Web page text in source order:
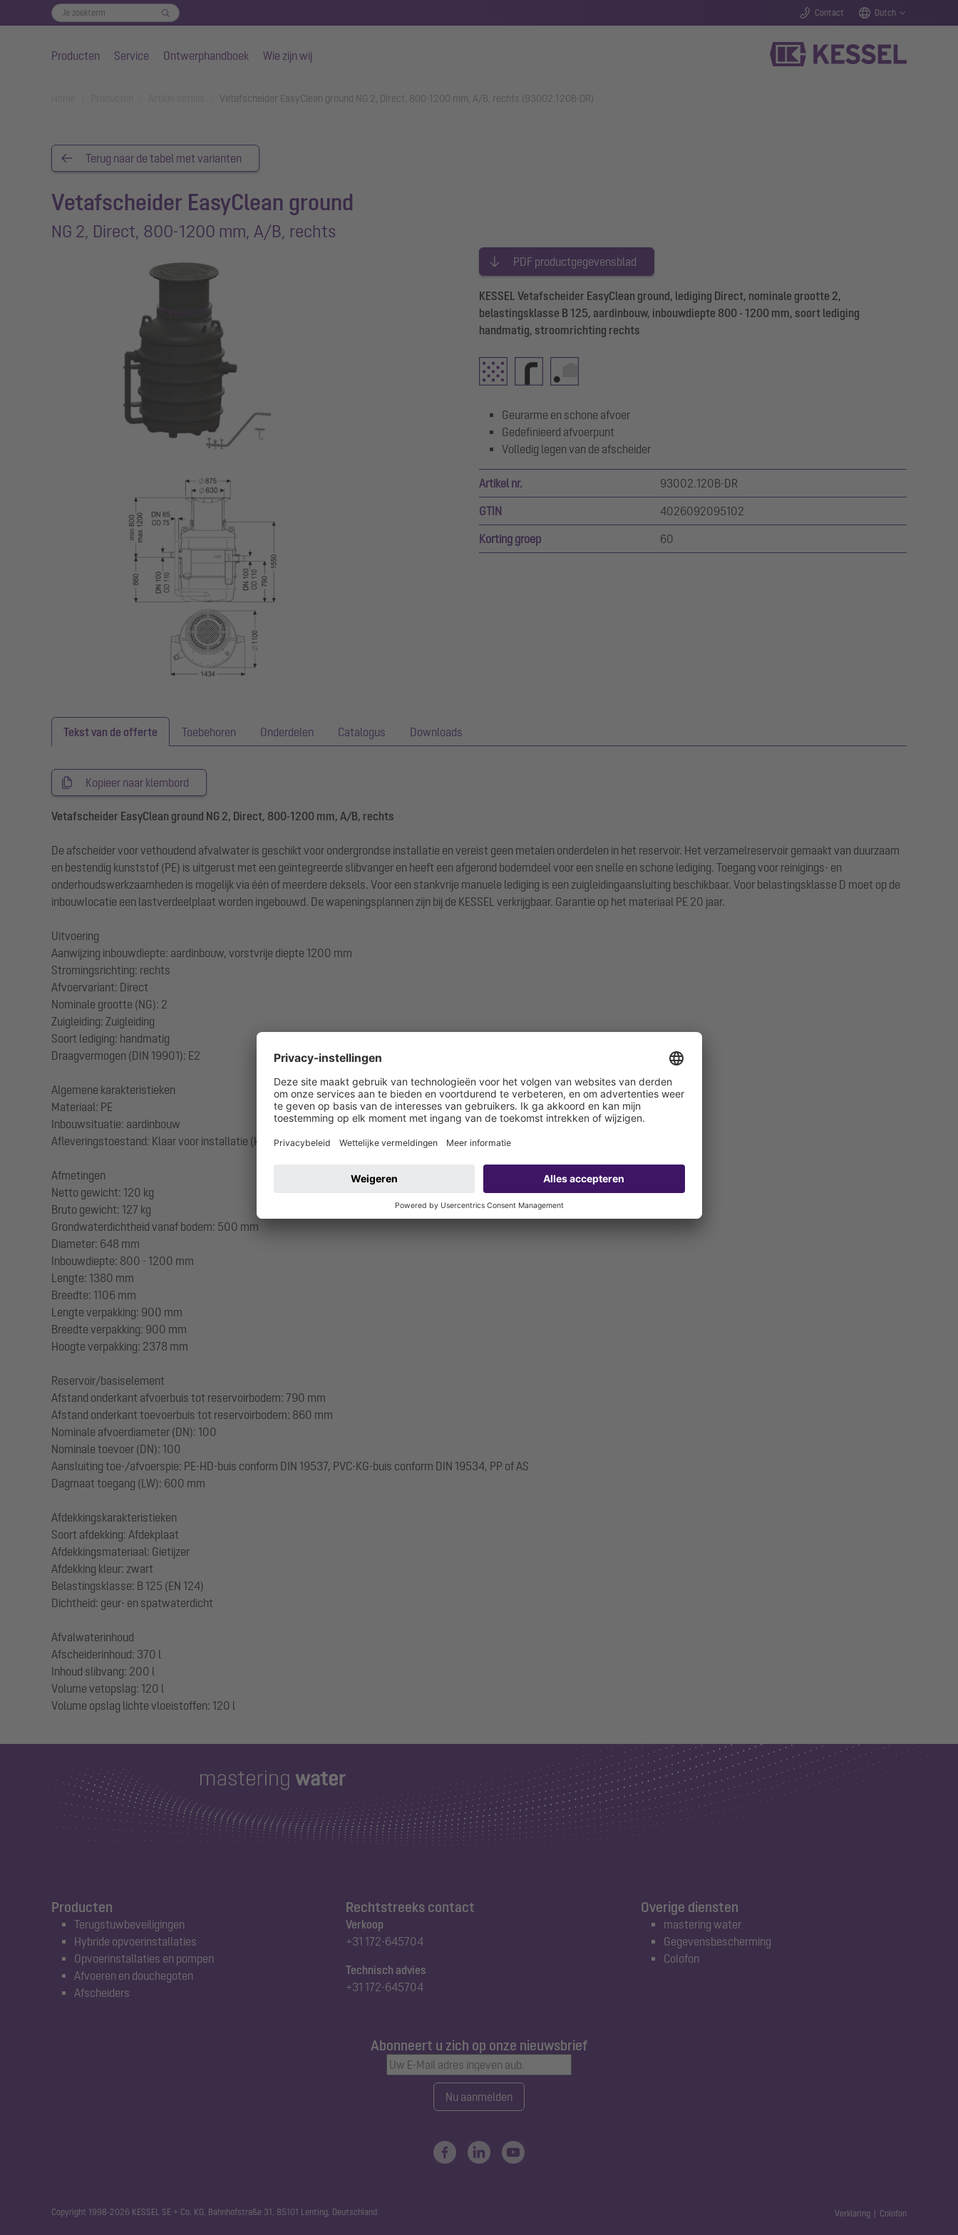
Contact Dutch
Producten Service Ontwerphandboek Wie zijn wij
Vetafscheider EasyClean ground NG 2, Direct, 800-1200 mm, A/B, rechts (93002.120B-DR)
Terug naar de tabel met varianten
Vetafscheider EasyClean ground
NG 2, Direct, 800-1200 mm, A/B, rechts
PDF productgegevensblad
KESSEL Vetafscheider EasyClean ground, lediging Direct, nominale grootte 2,
belastingsklasse B 125, aardinbouw, inbouwdiepte 800 - 1200 mm, soort lediging
handmatig, stroomrichting rechts
Geurarme en schone afvoer
Gedefinieerd afvoerpunt
Volledig legen van de afscheider
Artikel nr. 93002.120B-DR
GTIN 4026092095102
Korting groep 60
Tekst van de offerte Toebehoren Onderdelen Catalogus Downloads
Kopieer naar klembord
Vetafscheider EasyClean ground NG 2, Direct, 800-1200 mm, A/B, rechts
De afscheider voor vethoudend afvalwater is geschikt voor ondergrondse installatie en vereist geen metalen onderdelen in het reservoir. Het verzamelreservoir gemaakt van duurzaam
en bestendig kunststof (PE) is uitgerust met een geïntegreerde slibvanger en heeft een afgerond bodemdeel voor een snelle en schone lediging. Toegang voor reinigings- en
onderhoudswerkzaamheden is mogelijk via één of meerdere deksels. Voor een stankvrije manuele lediging is een zuigleidingaansluiting beschikbaar. Voor belastingsklasse D moet op de
inbouwlocatie een lastverdeelplaat worden ingebouwd. De wapeningsplannen zijn bij de KESSEL verkrijgbaar. Garantie op het materiaal PE 20 jaar.
Uitvoering
Aanwijzing inbouwdiepte: aardinbouw, vorstvrije diepte 1200 mm
Stromingsrichting: rechts
Afvoervariant: Direct
Nominale grootte (NG): 2
Zuigleiding: Zuigleiding
Soort lediging: handmatig
Draagvermogen (DIN 19901): E2
Algemene karakteristieken
Materiaal: PE
Inbouwsituatie: aardinbouw
Afleveringstoestand: Klaar voor installatie (koppelstukken bouwzijdig aan te sluiten)
Afmetingen
Netto gewicht: 120 kg
Bruto gewicht: 127 kg
Grondwaterdichtheid vanaf bodem: 500 mm
Diameter: 648 mm
Inbouwdiepte: 800 - 1200 mm
Lengte: 1380 mm
Breedte: 1106 mm
Lengte verpakking: 900 mm
Breedte verpakking: 900 mm
Hoogte verpakking: 2378 mm
Reservoir/basiselement
Afstand onderkant afvoerbuis tot reservoirbodem: 790 mm
Afstand onderkant toevoerbuis tot reservoirbodem: 860 mm
Nominale afvoerdiameter (DN): 100
Nominale toevoer (DN): 100
Aansluiting toe-/afvoerspie: PE-HD-buis conform DIN 19537, PVC-KG-buis conform DIN 19534, PP of AS
Dagmaat toegang (LW): 600 mm
Afdekkingskarakteristieken
Soort afdekking: Afdekplaat
Afdekkingsmateriaal: Gietijzer
Afdekking kleur: zwart
Belastingsklasse: B 125 (EN 124)
Dichtheid: geur- en spatwaterdicht
Afvalwaterinhoud
Afscheiderinhoud: 370 l
Inhoud slibvang: 200 l
Volume vetopslag: 120 l
Producten
Terugstuwbeveiligingen
Hybride opvoerinstallaties
Opvoerinstallaties en pompen
Afvoeren en douchegoten
Afscheiders
Rechtstreeks contact
Verkoop
+31 172-645704
Technisch advies
+31 172-645704
Abonneert u zich op onze nieuwsbrief
Nu aanmelden
Overige diensten
mastering water
Gegevensbescherming
Colofon
Copyright 1998-2026 KESSEL SE + Co. KG, Bahnhofstraße 31, 85101 Lenting, Deutschland Verklaring Colofon